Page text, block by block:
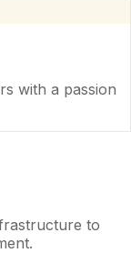
with a passion
to